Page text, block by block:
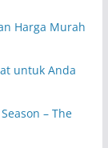
Harga Murah
untuk Anda
– The